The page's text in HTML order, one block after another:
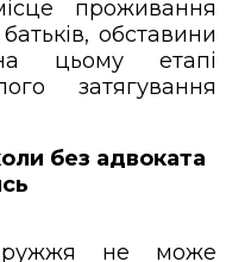
проживання
обставини
цьому етапі
затягування
без адвоката
не може